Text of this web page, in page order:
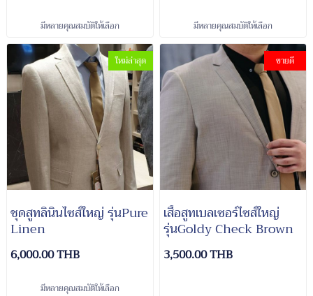
มีหลายคุณสมบัติให้เลือก มีหลายคุณสมบัติให้เลือก
ใหม่ล่าสุด
ชุดสูทลินินไซส์ใหญ่ รุ่นPure
Linen
6,000.00 THB
มีหลายคุณสมบัติให้เลือก
ขายดี
เสื้อสูทเบลเซอร์ไซส์ใหญ่
รุ่นGoldy Check Brown
3,500.00 THB